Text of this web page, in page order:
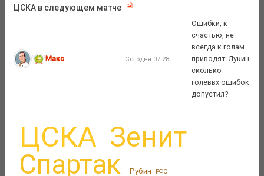
ЦСКА в следующем матче
Макс Сегодня 07:28
Ошибки, к
счастью, не
всегда к голам
приводят. Лукин
сколько
голеввх ошибок
допустил?
ЦСКА Зенит
Спартак Рубин РФС